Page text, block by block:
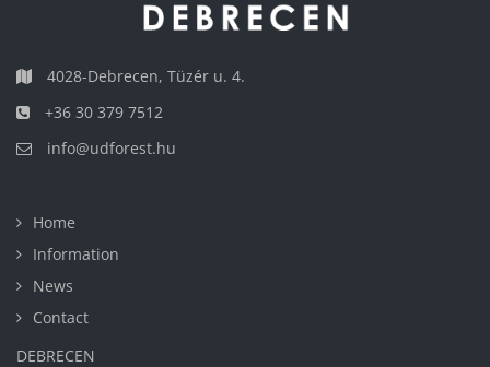
4028-Debrecen, Tüzér u. 4.
+36 30 379 7512
info@udforest.hu
Home
Information
News
Contact
DEBRECEN